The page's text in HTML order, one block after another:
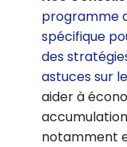
programme
spécifique
des
astuces sur
aider à
notamment